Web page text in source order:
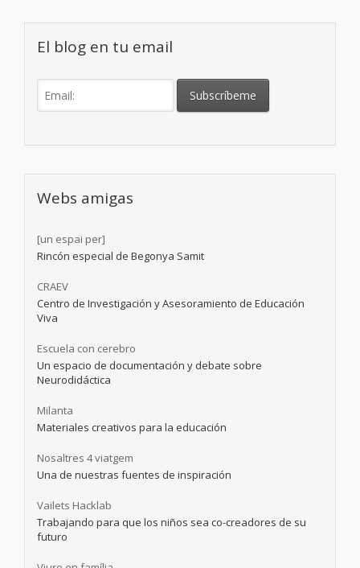
El blog en tu email
Webs amigas
[un espai per]
Rincón especial de Begonya Samit
CRAEV
Centro de Investigación y Asesoramiento de Educación
Viva
Escuela con cerebro
Un espacio de documentación y debate sobre
Neurodidáctica
Milanta
Materiales creativos para la educación
Nosaltres 4 viatgem
Una de nuestras fuentes de inspiración
Vailets Hacklab
Trabajando para que los niños sea co-creadores de su
futuro